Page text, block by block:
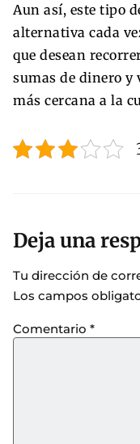
Aun así, este tipo
alternativa cada
que desean
sumas de dinero
más cercana a la
Deja una
Tu dirección de
Los campos
Comentario *